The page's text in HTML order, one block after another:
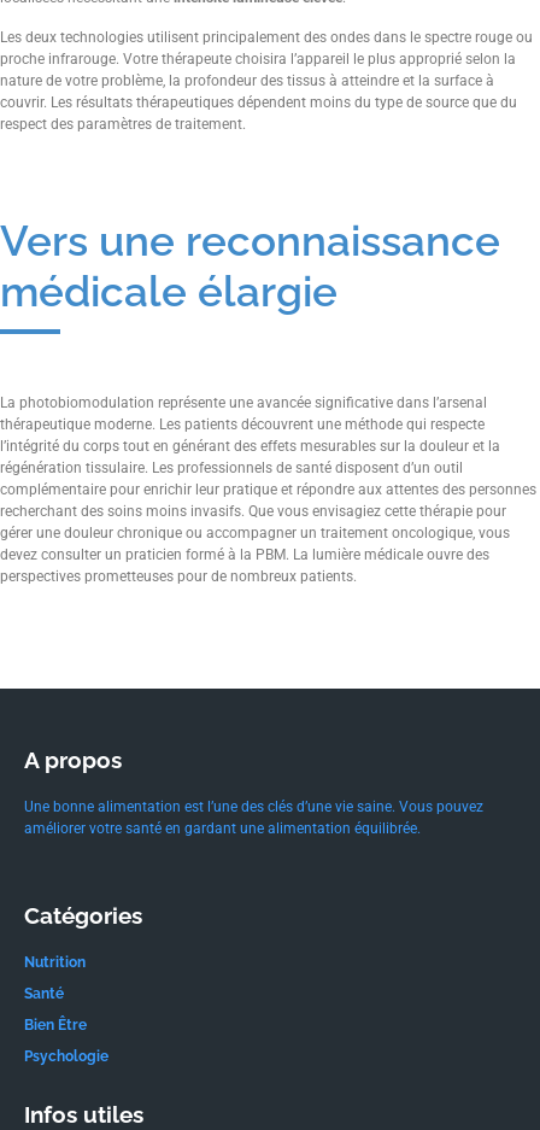
Les deux technologies utilisent principalement des ondes dans le spectre rouge ou
proche infrarouge. Votre thérapeute choisira l’appareil le plus approprié selon la
nature de votre problème, la profondeur des tissus à atteindre et la surface à
couvrir. Les résultats thérapeutiques dépendent moins du type de source que du
respect des paramètres de traitement.
Vers une reconnaissance
médicale élargie
La photobiomodulation représente une avancée significative dans l’arsenal
thérapeutique moderne. Les patients découvrent une méthode qui respecte
l’intégrité du corps tout en générant des effets mesurables sur la douleur et la
régénération tissulaire. Les professionnels de santé disposent d’un outil
complémentaire pour enrichir leur pratique et répondre aux attentes des personnes
recherchant des soins moins invasifs. Que vous envisagiez cette thérapie pour
gérer une douleur chronique ou accompagner un traitement oncologique, vous
devez consulter un praticien formé à la PBM. La lumière médicale ouvre des
perspectives prometteuses pour de nombreux patients.
A propos
Une bonne alimentation est l’une des clés d’une vie saine. Vous pouvez
améliorer votre santé en gardant une alimentation équilibrée.
Catégories
Nutrition
Santé
Bien Être
Psychologie
Infos utiles